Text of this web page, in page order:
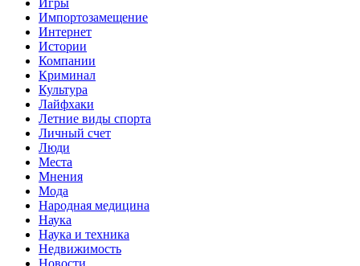
Импортозамещение
Интернет
Истории
Компании
Криминал
Культура
Лайфхаки
Летние виды спорта
Личный счет
Люди
Места
Мнения
Мода
Народная медицина
Наука
Наука и техника
Недвижимость
Новости